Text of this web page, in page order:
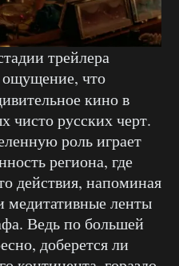
трейлера
ощущение, что
кино в
чисто русских черт.
роль играет
региона, где
действия, напоминая
медитативные ленты
Ведь по большей
доберется ли